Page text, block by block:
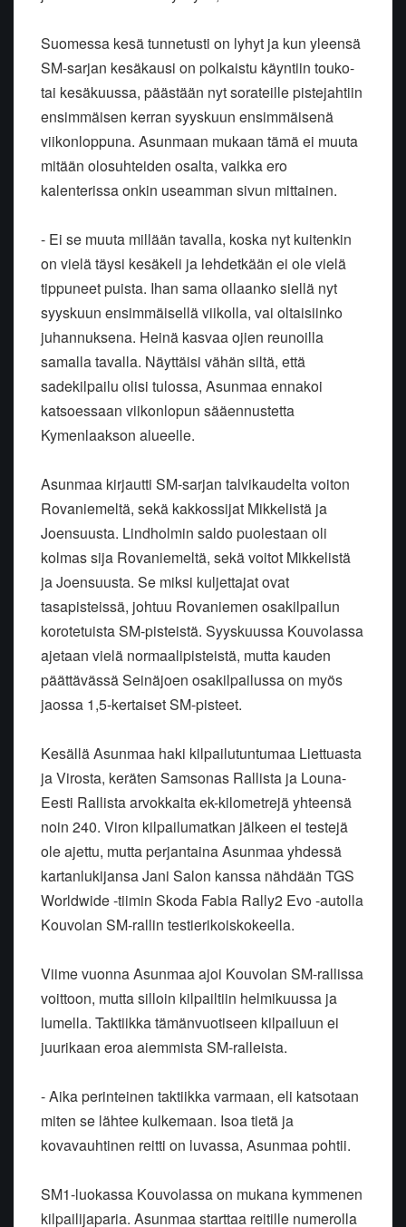
Suomessa kesä tunnetusti on lyhyt ja kun yleensä
SM-sarjan kesäkausi on polkaistu käyntiin touko-
tai kesäkuussa, päästään nyt sorateille pistejahtiin
ensimmäisen kerran syyskuun ensimmäisenä
viikonloppuna. Asunmaan mukaan tämä ei muuta
mitään olosuhteiden osalta, vaikka ero
kalenterissa onkin useamman sivun mittainen.
- Ei se muuta millään tavalla, koska nyt kuitenkin
on vielä täysi kesäkeli ja lehdetkään ei ole vielä
tippuneet puista. Ihan sama ollaanko siellä nyt
syyskuun ensimmäisellä viikolla, vai oltaisiinko
juhannuksena. Heinä kasvaa ojien reunoilla
samalla tavalla. Näyttäisi vähän siltä, että
sadekilpailu olisi tulossa, Asunmaa ennakoi
katsoessaan viikonlopun sääennustetta
Kymenlaakson alueelle.
Asunmaa kirjautti SM-sarjan talvikaudelta voiton
Rovaniemeltä, sekä kakkossijat Mikkelistä ja
Joensuusta. Lindholmin saldo puolestaan oli
kolmas sija Rovaniemeltä, sekä voitot Mikkelistä
ja Joensuusta. Se miksi kuljettajat ovat
tasapisteissä, johtuu Rovaniemen osakilpailun
korotetuista SM-pisteistä. Syyskuussa Kouvolassa
ajetaan vielä normaalipisteistä, mutta kauden
päättävässä Seinäjoen osakilpailussa on myös
jaossa 1,5-kertaiset SM-pisteet.
Kesällä Asunmaa haki kilpailutuntumaa Liettuasta
ja Virosta, keräten Samsonas Rallista ja Louna-
Eesti Rallista arvokkaita ek-kilometrejä yhteensä
noin 240. Viron kilpailumatkan jälkeen ei testejä
ole ajettu, mutta perjantaina Asunmaa yhdessä
kartanlukijansa Jani Salon kanssa nähdään TGS
Worldwide -tiimin Skoda Fabia Rally2 Evo -autolla
Kouvolan SM-rallin testierikoiskokeella.
Viime vuonna Asunmaa ajoi Kouvolan SM-rallissa
voittoon, mutta silloin kilpailtiin helmikuussa ja
lumella. Taktiikka tämänvuotiseen kilpailuun ei
juurikaan eroa aiemmista SM-ralleista.
- Aika perinteinen taktiikka varmaan, eli katsotaan
miten se lähtee kulkemaan. Isoa tietä ja
kovavauhtinen reitti on luvassa, Asunmaa pohtii.
SM1-luokassa Kouvolassa on mukana kymmenen
kilpailijaparia. Asunmaa starttaa reitille numerolla